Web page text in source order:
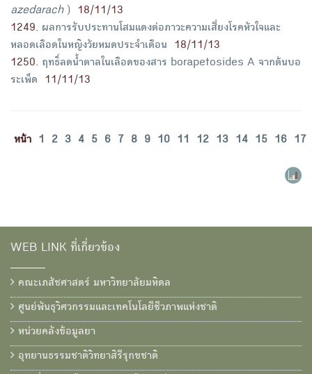
azedarach )
18/11/13
1249. ผลการรับประทานโสมแดงต่อภาวะความเสี่ยงโรคหัวใจและ
หลอดเลือดในหญิงวัยหมดประจำเดือน
18/11/13
1250. ฤทธิ์ลดน้ำตาลในเลือดของสาร borapetosides A จากต้นบอ
ระเพ็ด
11/11/13
หน้า 1 2 3 4 5 6 7 8 9 10 11 12 13 14 15 16 17
WEB LINK ที่เกี่ยวข้อง
คณะเภสัชศาสตร์ มหาวิทยาลัยมหิดล
ศูนย์พันธุวิศวกรรมและเทคโนโลยีชีวภาพแห่งชาติ
หน่วยคลังข้อมูลยา
อุทยานธรรมชาติวิทยาสิรีรุกขชาติ